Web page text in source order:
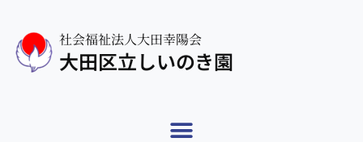
社会福祉法人大田幸陽会
大田区立しいのき園